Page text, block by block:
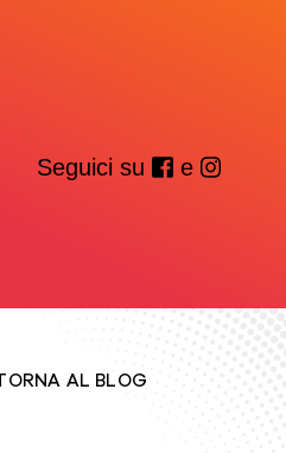
Seguici su e
AL BLOG